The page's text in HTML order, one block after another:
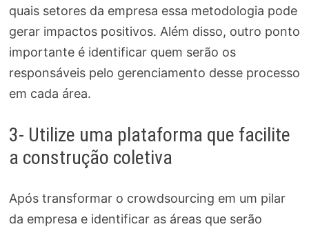
quais setores da empresa essa metodologia pode
gerar impactos positivos. Além disso, outro ponto
importante é identificar quem serão os
responsáveis pelo gerenciamento desse processo
em cada área.
3- Utilize uma plataforma que facilite
a construção coletiva
Após transformar o crowdsourcing em um pilar
da empresa e identificar as áreas que serão